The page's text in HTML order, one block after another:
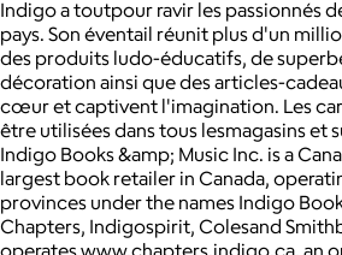
Indigo a toutpour ravir les passionnés
pays. Son éventail réunit plus d'un
des produits ludo-éducatifs, de
décoration ainsi que des articles-
cœur et captivent l'imagination. Les
être utilisées dans tous lesmagasins et
Indigo Books &amp; Music Inc. is a
largest book retailer in Canada,
provinces under the names Indigo
Chapters, Indigospirit, Colesand